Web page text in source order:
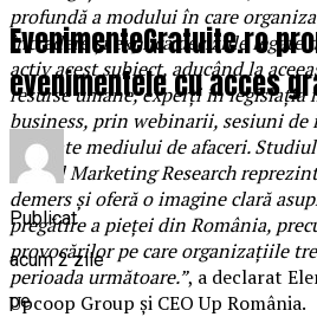
profundă a modului în care
încredere și explică deciziile legate
activ acest subiect, aducând la
resurse umane, experți în legislația
business, prin webinarii, sesiuni
dedicate mediului de afaceri.
Reveal Marketing Research
demers și oferă o imagine clară
pregătire a pieței din România,
provocărilor pe care organizațiile
perioada următoare.”, a declarat
Upcoop Group și CEO Up România.
EvenimenteGratuite.ro
evenimentele cu acces
Publicat
acum 2 zile
pe